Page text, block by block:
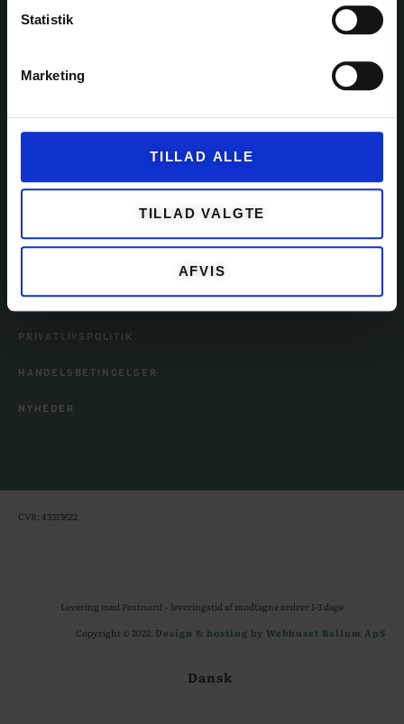
Statistik
Marketing
TILLAD ALLE
TILLAD VALGTE
AFVIS
KATEGORIER
OM GARNFRYD
PRIVATLIVSPOLITIK
HANDELSBETINGELSER
NYHEDER
CVR: 43313622
Levering med Postnord – leveringstid af modtagne ordrer 1-3 dage
Copyright © 2022. Design & hosting by Webhuset Ballum ApS
Dansk